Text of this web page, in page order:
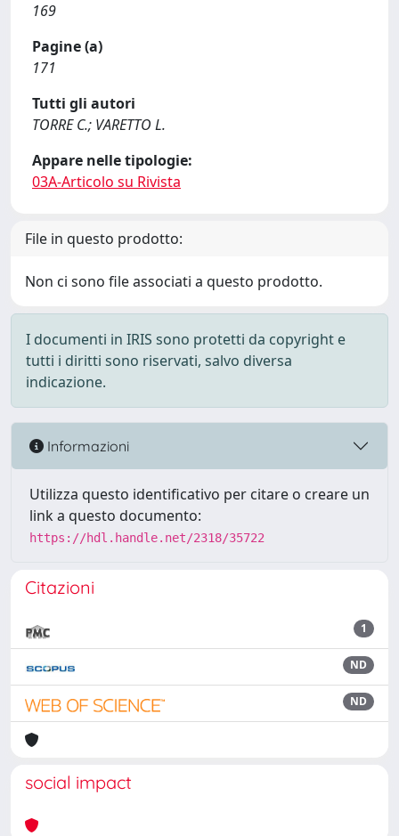
169
Pagine (a)
171
Tutti gli autori
TORRE C.; VARETTO L.
Appare nelle tipologie:
03A-Articolo su Rivista
File in questo prodotto:
Non ci sono file associati a questo prodotto.
I documenti in IRIS sono protetti da copyright e
tutti i diritti sono riservati, salvo diversa
indicazione.
Informazioni
Utilizza questo identificativo per citare o creare un
link a questo documento:
https://hdl.handle.net/2318/35722
Citazioni
1
ND
ND
social impact